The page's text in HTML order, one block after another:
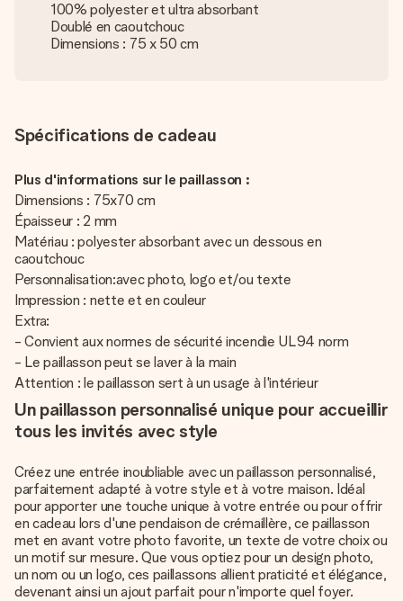
100% polyester et ultra absorbant
Doublé en caoutchouc
Dimensions : 75 x 50 cm
Spécifications de cadeau
Plus d'informations sur le paillasson :
Dimensions : 75x70 cm
Épaisseur : 2 mm
Matériau : polyester absorbant avec un dessous en
caoutchouc
Personnalisation:avec photo, logo et/ou texte
Impression : nette et en couleur
Extra:
- Convient aux normes de sécurité incendie UL94 norm
- Le paillasson peut se laver à la main
Attention : le paillasson sert à un usage à l'intérieur
Un paillasson personnalisé unique pour accueillir
tous les invités avec style
Créez une entrée inoubliable avec un paillasson personnalisé,
parfaitement adapté à votre style et à votre maison. Idéal
pour apporter une touche unique à votre entrée ou pour offrir
en cadeau lors d'une pendaison de crémaillère, ce paillasson
met en avant votre photo favorite, un texte de votre choix ou
un motif sur mesure. Que vous optiez pour un design photo,
un nom ou un logo, ces paillassons allient praticité et élégance,
devenant ainsi un ajout parfait pour n'importe quel foyer.